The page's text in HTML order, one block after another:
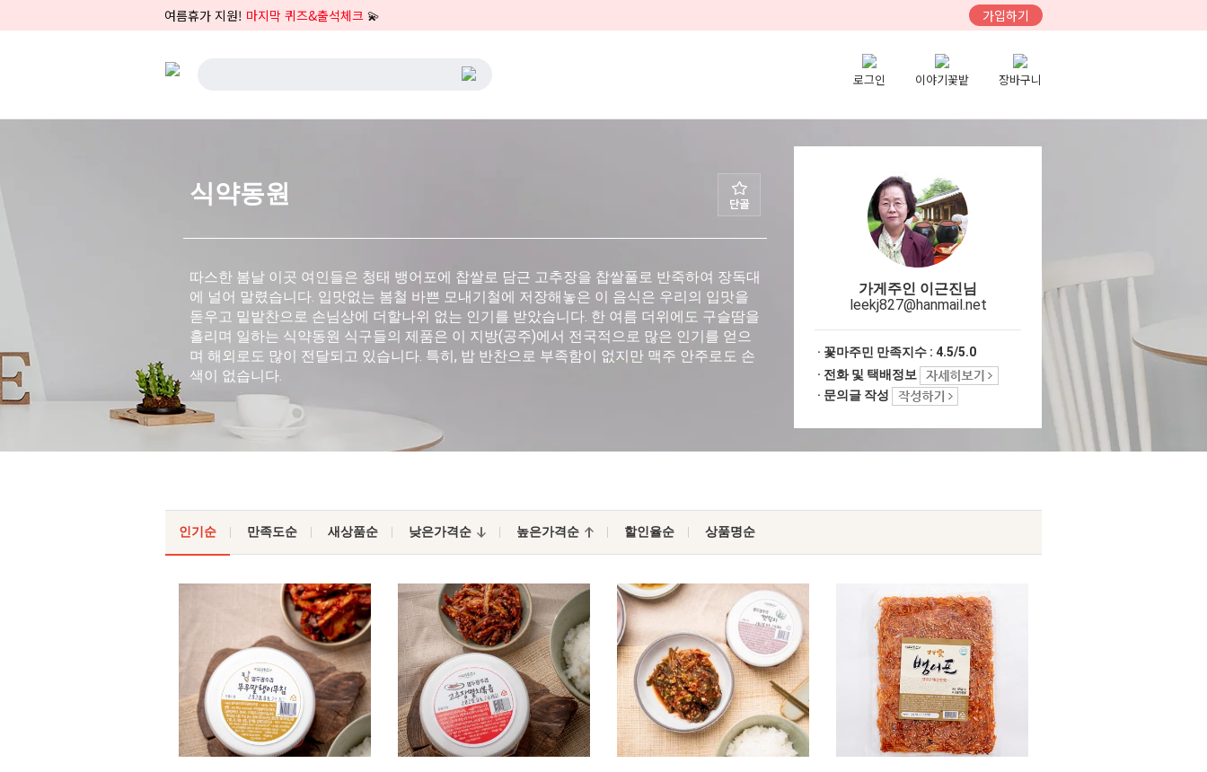
여름휴가 지원! 마지막 퀴즈&출석체크 💫 가입하기
로그인 이야기꽃밭 장바구니
식약동원
따스한 봄날 이곳 여인들은 청태 뱅어포에 찹쌀로 담근 고추장을 찹쌀풀로 반죽하여 장독대
에 널어 말렸습니다. 입맛없는 봄철 바쁜 모내기철에 저장해놓은 이 음식은 우리의 입맛을
돋우고 밑밭찬으로 손님상에 더할나위 없는 인기를 받았습니다. 한 여름 더위에도 구슬땀을
흘리며 일하는 식약동원 식구들의 제품은 이 지방(공주)에서 전국적으로 많은 인기를 얻으
며 해외로도 많이 전달되고 있습니다. 특히, 밥 반찬으로 부족함이 없지만 맥주 안주로도 손
색이 없습니다.
가게주인 이근진님
leekj827@hanmail.net
· 꽃마주민 만족지수 : 4.5/5.0
· 전화 및 택배정보
· 문의글 작성
인기순 만족도순 새상품순 낮은가격순 높은가격순 할인율순 상품명순